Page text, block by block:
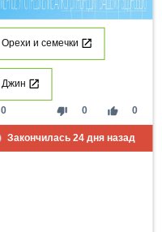
Орехи и семечки
Джин
thumb_down 0 thumb_up 0
0
Закончилась 24дня назад